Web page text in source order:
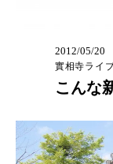
2012/05/20
實相寺ライ
こんな